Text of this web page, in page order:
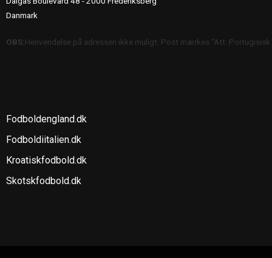
Danmark
OBS:Henvendelse på adressen ikke muligt. Post mærkes "Att:
Fodboldengland.dk
Fodboldiitalien.dk
Kroatiskfodbold.dk
Skotskfodbold.dk